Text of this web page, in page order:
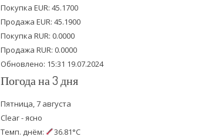
e
r
o
o
k
b
e
Покупка EUR: 45.1700
Продажа EUR: 45.1900
Покупка RUR: 0.0000
Продажа RUR: 0.0000
Обновлено: 15:31 19.07.2024
Погода на 3 дня
Пятница, 7 августа
Clear - ясно
Темп. днём:
36.81°C